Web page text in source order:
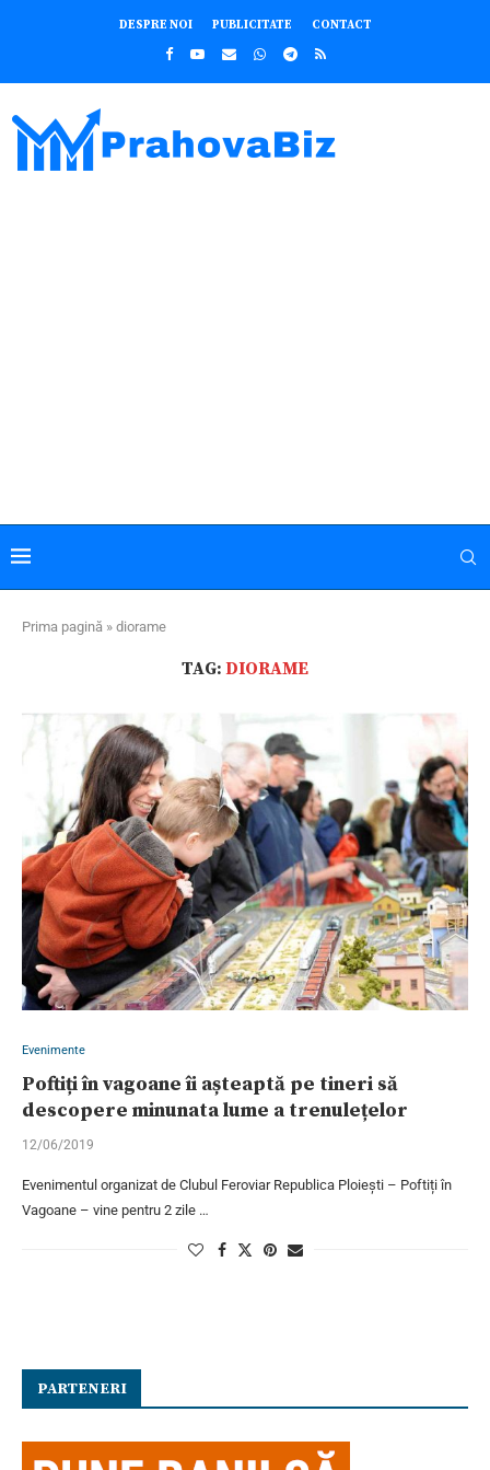
DESPRE NOI PUBLICITATE CONTACT
Prima pagină » diorame
TAG: DIORAME
Evenimente
Poftiți în vagoane îi așteaptă pe tineri să
descopere minunata lume a trenulețelor
12/06/2019
Evenimentul organizat de Clubul Feroviar Republica Ploiești – Poftiți în
Vagoane – vine pentru 2 zile …
PARTENERI